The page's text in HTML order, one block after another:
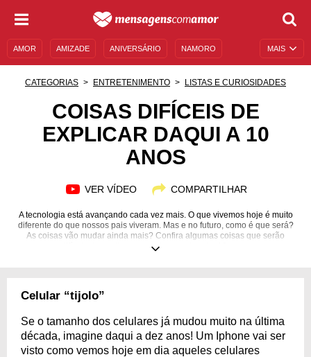
MAIS
AMOR AMIZADE ANIVERSÁRIO NAMORO
MENSAGENS E FRASES MENSAGENS DE ANIVERSÁRIO
FAMOSOS BÍBLIA
CATEGORIAS ENTRETENIMENTO LISTAS E CURIOSIDADES
COISAS DIFÍCEIS DE
EXPLICAR DAQUI A 10
ANOS
VER VÍDEO COMPARTILHAR
A tecnologia está avançando cada vez mais. O que vivemos hoje é muito
diferente do que nossos pais viveram. Mas e no futuro, como é que será?
As coisas vão mudar ainda mais? Confira algumas coisas que serão
difíceis de explicar para crianças daqui a 10 anos.
Celular “tijolo”
Se o tamanho dos celulares já mudou muito na última
década, imagine daqui a dez anos! Um Iphone vai ser
visto como vemos hoje em dia aqueles celulares